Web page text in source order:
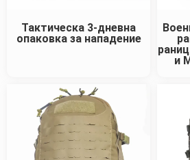
Тактическа 3-дневна
опаковка за нападение
и